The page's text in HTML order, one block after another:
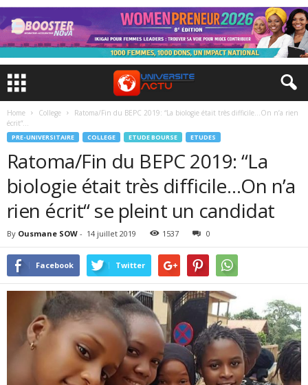
Home College
Ratoma/Fin du BEPC 2019: “La biologie était très difficile…On n’a rien
écrit“...
PRE-UNIVERSITAIRE COLLEGE ETUDE BOURSE ETUDES
Ratoma/Fin du BEPC 2019: “La
biologie était très difficile…On n’a
rien écrit“ se pleint un candidat
By Ousmane SOW - 14 juillet 2019 1537 0
Facebook Twitter